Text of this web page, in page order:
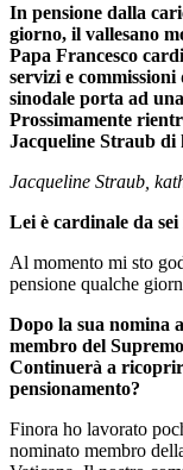
In pensione dalla
giorno, il vallesano
Papa Francesco
servizi e
sinodale porta ad
Prossimamente
Jacqueline Straub
Jacqueline Straub,
Lei è cardinale da sei
Al momento mi sto
pensione qualche
Dopo la sua nomina
membro del
Continuerà a
pensionamento?
Finora ho lavorato
nominato membro